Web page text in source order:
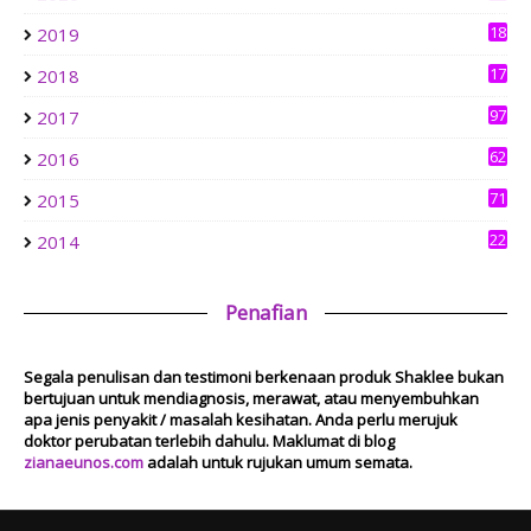
Mesyuarat Badan Kebajikan Sekolah Agama dan Penyampaian
1 week ago
Show All
2019
18
2018
17
2017 97
2016 62
2015 71
2014 22
Penafian
Segala penulisan dan testimoni berkenaan produk Shaklee bukan
bertujuan untuk mendiagnosis, merawat, atau menyembuhkan
apa jenis penyakit / masalah kesihatan. Anda perlu merujuk
doktor perubatan terlebih dahulu. Maklumat di blog
zianaeunos.com adalah untuk rujukan umum semata.